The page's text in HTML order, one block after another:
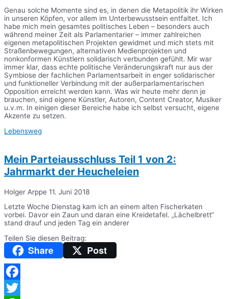
Genau solche Momente sind es, in denen die Metapolitik ihr Wirken
in unseren Köpfen, vor allem im Unterbewusstsein entfaltet. Ich
habe mich mein gesamtes politisches Leben – besonders auch
während meiner Zeit als Parlamentarier – immer zahlreichen
eigenen metapolitischen Projekten gewidmet und mich stets mit
Straßenbewegungen, alternativen Medienprojekten und
nonkonformen Künstlern solidarisch verbunden gefühlt. Mir war
immer klar, dass echte politische Veränderungskraft nur aus der
Symbiose der fachlichen Parlamentsarbeit in enger solidarischer
und funktioneller Verbindung mit der außerparlamentarischen
Opposition erreicht werden kann. Was wir heute mehr denn je
brauchen, sind eigene Künstler, Autoren, Content Creator, Musiker
u.v.m. In einigen dieser Bereiche habe ich selbst versucht, eigene
Akzente zu setzen.
Lebensweg
Mein Parteiausschluss Teil 1 von 2:
Jahrmarkt der Heucheleien
Holger Arppe 11. Juni 2018
Letzte Woche Dienstag kam ich an einem alten Fischerkaten
vorbei. Davor ein Zaun und daran eine Kreidetafel. „Lächelbrett“
stand drauf und jeden Tag ein anderer
Teilen Sie diesen Beitrag:
Share Post
Facebook